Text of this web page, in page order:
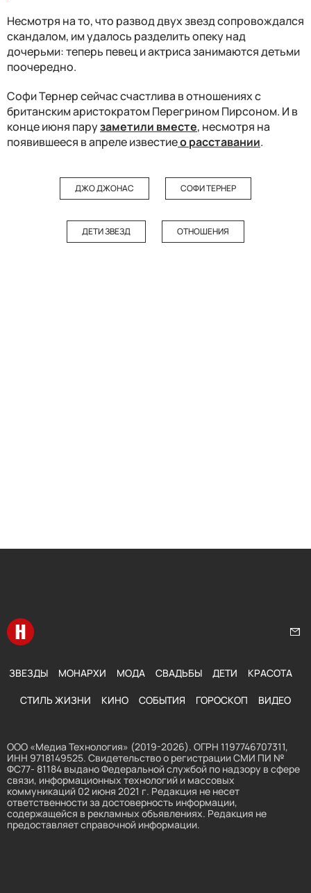
Несмотря на то, что развод двух звезд сопровождался
скандалом, им удалось разделить опеку над
дочерьми: теперь певец и актриса занимаются детьми
поочередно.
Софи Тернер сейчас счастлива в отношениях с
британским аристократом Перегрином Пирсоном. И в
конце июня парузаметили вместе, несмотря на
появившееся в апреле известиео расставании.
ДЖО ДЖОНАС СОФИ ТЕРНЕР
ДЕТИ ЗВЕЗД ОТНОШЕНИЯ
Перейти на главную
ЗВЕЗДЫ МОНАРХИ МОДА СВАДЬБЫ ДЕТИ КРАСОТА
СТИЛЬ ЖИЗНИ КИНО СОБЫТИЯ ГОРОСКОП ВИДЕО
ООО «Медиа Технология» (2019-2026). ОГРН 1197746707311,
ИНН 9718149525. Свидетельство о регистрации СМИ ПИ №
ФС77- 81184 выдано Федеральной службой по надзору в сфере
связи, информационных технологий и массовых
коммуникаций 02 июня 2021 г. Редакция не несет
ответственности за достоверность информации,
содержащейся в рекламных объявлениях. Редакция не
предоставляет справочной информации.